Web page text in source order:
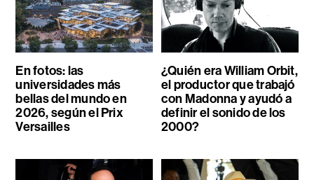
En fotos: las
universidades más
bellas del mundo en
2026, según el Prix
Versailles
¿Quién era William Orbit,
el productor que trabajó
con Madonna y ayudó a
definir el sonido de los
2000?